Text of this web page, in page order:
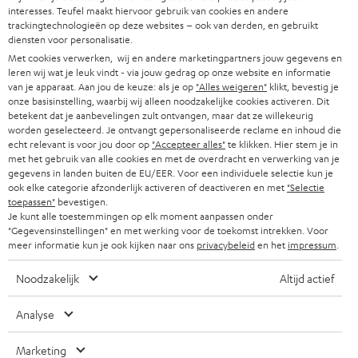
u
w
s
b
r
i
e
f
HIFI-SPEAKERS
SMART HOME
BLUETOOTH
KOPTELEFOONS
BLUETOOTH KOPTELEFOONS
COMPLETE SETS
SPEAKERS
ULTIMA
IN-EAR
FANSHOP
CARRIÈRE
PERS & MARKETING
B2B
PARTNERPROGRAMMA
BLOG
NEWSLETTER
STORES
TEUFEL VOORDELEN
TEUFEL STORY
MANAGEMENT
DUITSLAND
OOSTENRIJK
ZWITSERLAND
NEDERLAND
BELGIË
FRANKRIJK
POLEN
SPANJE
'Kennelijke' (typ)fouten voorbehouden. De op de foto's afgebeelde
interesses. Teufel maakt hiervoor gebruik van cookies en andere
trackingtechnologieën op deze websites – ook van derden, en gebruikt
diensten voor personalisatie.
Met cookies verwerken, wij en andere marketingpartners jouw gegevens en
leren wij wat je leuk vindt - via jouw gedrag op onze website en informatie
van je apparaat. Aan jou de keuze: als je op "Alles weigeren" klikt, bevestig je
onze basisinstelling, waarbij wij alleen noodzakelijke cookies activeren. Dit
betekent dat je aanbevelingen zult ontvangen, maar dat ze willekeurig
worden geselecteerd. Je ontvangt gepersonaliseerde reclame en inhoud die
echt relevant is voor jou door op "Accepteer alles"te klikken. Hier stem je in
met het gebruik van alle cookies en met de overdracht en verwerking van je
gegevens in landen buiten de EU/EER. Voor een individuele selectie kun je
ook elke categorie afzonderlijk activeren of deactiveren en met "Selectie
toepassen" bevestigen.
Je kunt alle toestemmingen op elk moment aanpassen onder
"Gegevensinstellingen" en met werking voor de toekomst intrekken. Voor
meer informatie kun je ook kijken naar ons privacybeleiden het impressum
Noodzakelijk Altijd actief
Analyse
Marketing